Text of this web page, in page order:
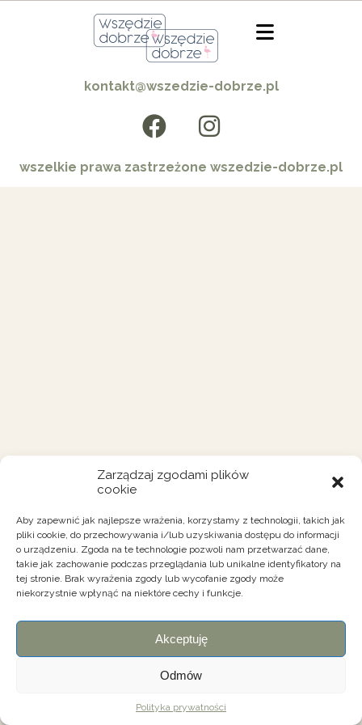
Zarządzaj zgodami plików
cookie
Aby zapewnić jak najlepsze wrażenia, korzystamy z technologii, takich jak
pliki cookie, do przechowywania i/lub uzyskiwania dostępu do informacji
o urządzeniu. Zgoda na te technologie pozwoli nam przetwarzać dane,
takie jak zachowanie podczas przeglądania lub unikalne identyfikatory na
tej stronie. Brak wyrażenia zgody lub wycofanie zgody może
niekorzystnie wpłynąć na niektóre cechy i funkcje.
Akceptuję
Odmów
Polityka prywatności
kontakt@wszedzie-dobrze.pl
wszelkie prawa zastrzeżone wszedzie-dobrze.pl